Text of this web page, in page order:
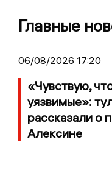
Главные
06/08/2026 17:20
«Чувствую,
уязвимые»:
рассказали о
Алексине